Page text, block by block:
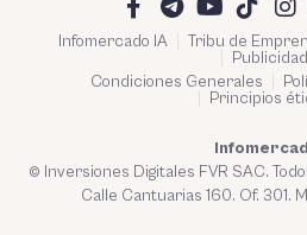
Infomercado IA Tribu de
Publicidad
Condiciones Generales
Principios
© Inversiones Digitales FVR SAC.
Calle Cantuarias 160. Of. 301.